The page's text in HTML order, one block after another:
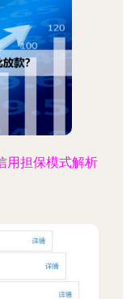
用担保模式解析